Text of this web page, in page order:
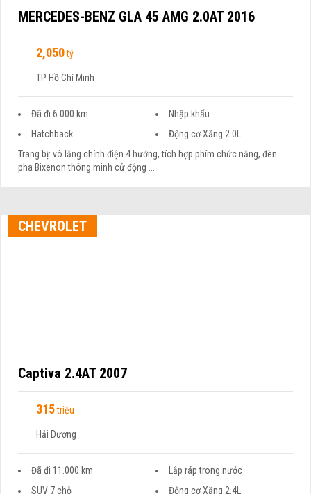
MERCEDES-BENZ GLA 45 AMG 2.0AT 2016
2,050tỷ
TP Hồ Chí Minh
Đã đi 6.000 km
Nhập khẩu
Hatchback
Động cơ Xăng 2.0L
Trang bị: vô lăng chỉnh điện 4 hướng, tích hợp phím chức năng, đèn
pha Bixenon thông minh cử động ...
CHEVROLET
Captiva 2.4AT 2007
315triệu
Hải Dương
Đã đi 11.000 km
Lắp ráp trong nước
SUV 7 chỗ
Động cơ Xăng 2.4L